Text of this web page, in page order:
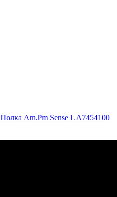
Полка Am.Pm Sense L A7454100